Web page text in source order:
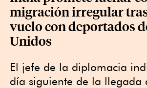
migración irregular
vuelo con deportados
Unidos
El jefe de la diplomacia
día siguiente de la llegada